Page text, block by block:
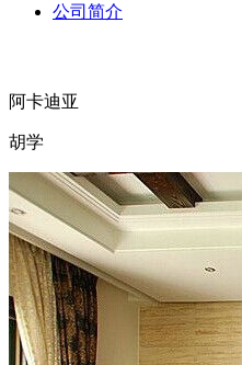
公司简介
阿卡迪亚
胡学